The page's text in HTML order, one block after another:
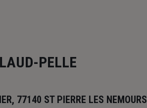
PELLE
77140 ST PIERRE LES NEMOURS